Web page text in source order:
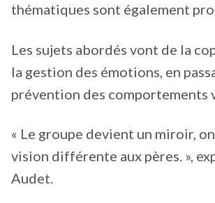
thématiques sont également
Les sujets abordés vont de la
la gestion des émotions, en
prévention des comportements
« Le groupe devient un miroir,
vision différente aux pères. »,
Audet.